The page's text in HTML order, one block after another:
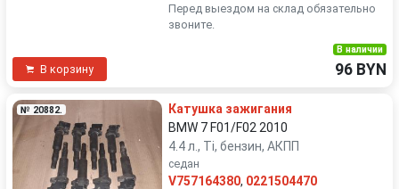
Перед выездом на склад обязательно
звоните.
В корзину
В наличии
96 BYN
№ 20882.
Катушка зажигания
BMW 7 F01/F02 2010
4.4 л., Ti, бензин, АКПП
седан
V757164380, 0221504470